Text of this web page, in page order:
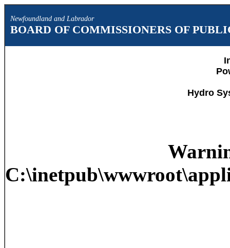
Newfoundland and Labrador
BOARD OF COMMISSIONERS OF
Hydro